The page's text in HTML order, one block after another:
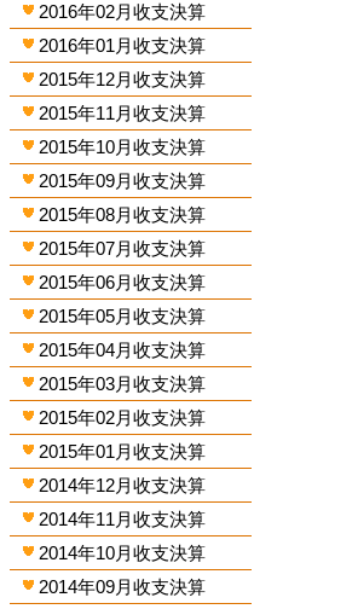
2016年02月收支決算
2016年01月收支決算
2015年12月收支決算
2015年11月收支決算
2015年10月收支決算
2015年09月收支決算
2015年08月收支決算
2015年07月收支決算
2015年06月收支決算
2015年05月收支決算
2015年04月收支決算
2015年03月收支決算
2015年02月收支決算
2015年01月收支決算
2014年12月收支決算
2014年11月收支決算
2014年10月收支決算
2014年09月收支決算